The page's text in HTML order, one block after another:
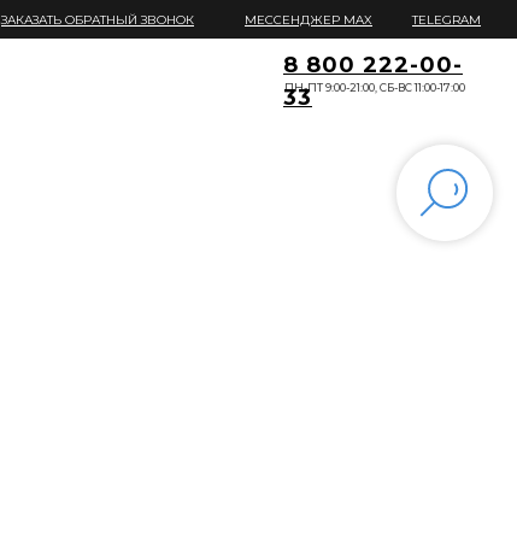
МЕССЕНДЖЕР MAX
ЗАКАЗАТЬ ОБРАТНЫЙ ЗВОНОК TELEGRAM
8 800 222-00-
33
ПН-ПТ 9:00-21:00, СБ-ВС 11:00-17:00